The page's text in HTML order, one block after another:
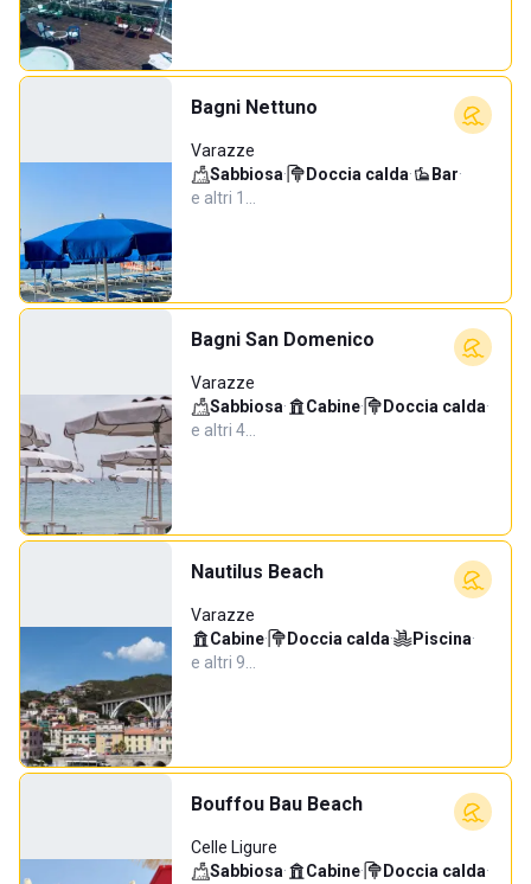
Bagni Nettuno
Varazze
Sabbiosa· Doccia calda· Bar·
e altri 1…
Bagni San Domenico
Varazze
Sabbiosa· Cabine· Doccia calda·
e altri 4…
Nautilus Beach
Varazze
Cabine· Doccia calda· Piscina·
e altri 9…
Bouffou Bau Beach
Celle Ligure
Sabbiosa· Cabine· Doccia calda·